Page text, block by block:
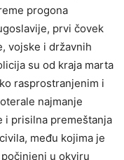
progona
prvi čovek
vojske i državnih
su od kraja marta
rasprostranjenim i
najmanje
i prisilna premeštanja
među kojima je
u okviru